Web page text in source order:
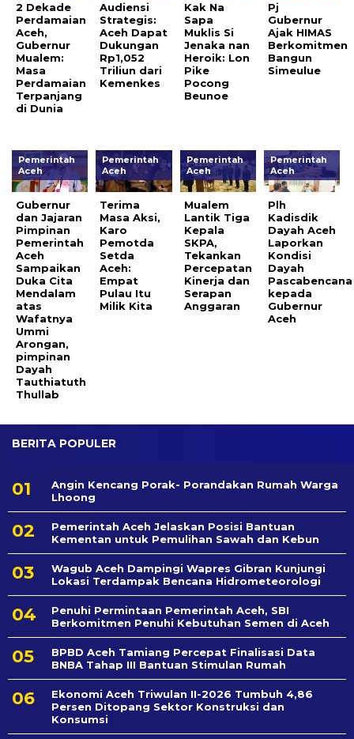
2 Dekade
Perdamaian
Aceh,
Gubernur
Mualem:
Masa
Perdamaian
Terpanjang
di Dunia
Audiensi
Strategis:
Aceh Dapat
Dukungan
Rp1,052
Triliun dari
Kemenkes
Kak Na
Sapa
Muklis Si
Jenaka nan
Heroik: Lon
Pike
Pocong
Beunoe
Pj
Gubernur
Ajak HIMAS
Berkomitmen
Bangun
Simeulue
Pemerintah
Aceh
Gubernur
dan Jajaran
Pimpinan
Pemerintah
Aceh
Sampaikan
Duka Cita
Mendalam
atas
Wafatnya
Ummi
Arongan,
pimpinan
Dayah
Tauthiatuth
Thullab
Pemerintah
Aceh
Terima
Masa Aksi,
Karo
Pemotda
Setda
Aceh:
Empat
Pulau Itu
Milik Kita
Pemerintah
Aceh
Mualem
Lantik Tiga
Kepala
SKPA,
Tekankan
Percepatan
Kinerja dan
Serapan
Anggaran
Pemerintah
Aceh
Plh
Kadisdik
Dayah Aceh
Laporkan
Kondisi
Dayah
Pascabencana
kepada
Gubernur
Aceh
BERITA POPULER
Angin Kencang Porak- Porandakan Rumah Warga
Lhoong
Pemerintah Aceh Jelaskan Posisi Bantuan
Kementan untuk Pemulihan Sawah dan Kebun
Wagub Aceh Dampingi Wapres Gibran Kunjungi
Lokasi Terdampak Bencana Hidrometeorologi
Penuhi Permintaan Pemerintah Aceh, SBI
Berkomitmen Penuhi Kebutuhan Semen di Aceh
BPBD Aceh Tamiang Percepat Finalisasi Data
BNBA Tahap III Bantuan Stimulan Rumah
Ekonomi Aceh Triwulan II-2026 Tumbuh 4,86
Persen Ditopang Sektor Konstruksi dan
Konsumsi